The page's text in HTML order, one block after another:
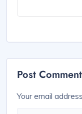
Post Comment
Your email